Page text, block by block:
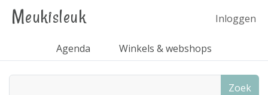
Meukisleuk Inloggen
Agenda Winkels & webshops
Zoek